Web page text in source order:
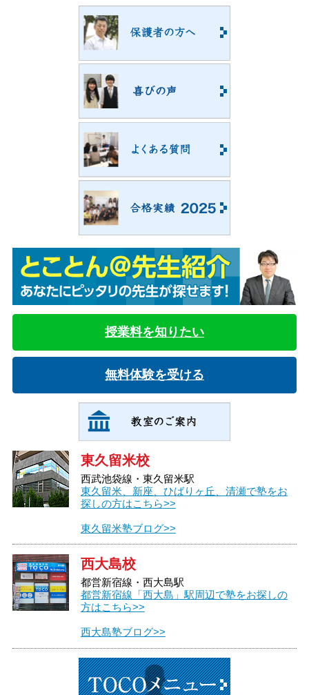
授業料を知りたい
無料体験を受ける
東久留米校
西武池袋線・東久留米駅
東久留米、新座、ひばりヶ丘、清瀬で塾をお
探しの方はこちら>>
東久留米塾ブログ>>
西大島校
都営新宿線・西大島駅
都営新宿線「西大島」駅周辺で塾をお探しの
方はこちら>>
西大島塾ブログ>>